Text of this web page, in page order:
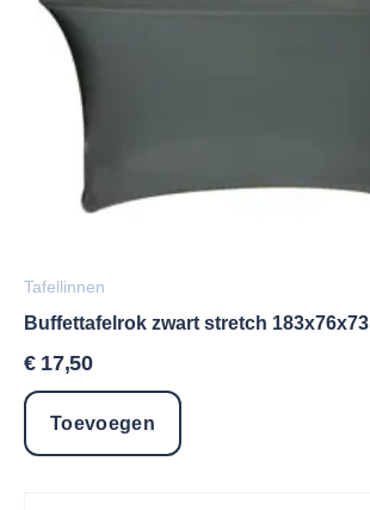
Tafellinnen
Buffettafelrok zwart stretch 183x76x73
€17,50
Toevoegen